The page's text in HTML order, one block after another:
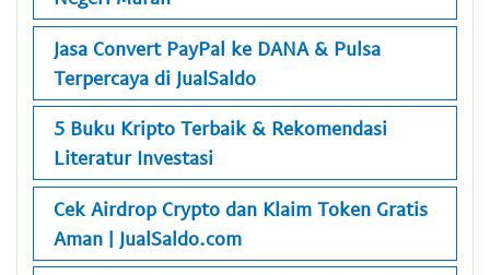
Jasa Convert PayPal ke DANA & Pulsa
Terpercaya di JualSaldo
5 Buku Kripto Terbaik & Rekomendasi
Literatur Investasi
Cek Airdrop Crypto dan Klaim Token Gratis
Aman | JualSaldo.com